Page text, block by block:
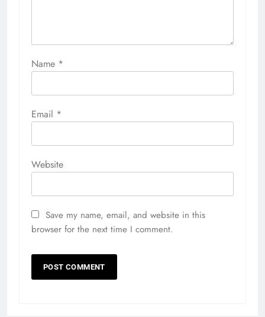
Name *
Email *
Website
Save my name, email, and website in this
browser for the next time I comment.